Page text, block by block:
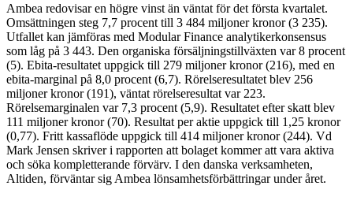
Ambea redovisar en högre vinst än väntat för det första kvartalet.
Omsättningen steg 7,7 procent till 3 484 miljoner kronor (3 235).
Utfallet kan jämföras med Modular Finance analytikerkonsensus
som låg på 3 443. Den organiska försäljningstillväxten var 8 procent
(5). Ebita-resultatet uppgick till 279 miljoner kronor (216), med en
ebita-marginal på 8,0 procent (6,7). Rörelseresultatet blev 256
miljoner kronor (191), väntat rörelseresultat var 223.
Rörelsemarginalen var 7,3 procent (5,9). Resultatet efter skatt blev
111 miljoner kronor (70). Resultat per aktie uppgick till 1,25 kronor
(0,77). Fritt kassaflöde uppgick till 414 miljoner kronor (244). Vd
Mark Jensen skriver i rapporten att bolaget kommer att vara aktiva
och söka kompletterande förvärv. I den danska verksamheten,
Altiden, förväntar sig Ambea lönsamhetsförbättringar under året.